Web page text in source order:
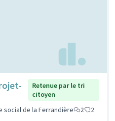
Retenue par le tri
citoyen
social de la Ferrandière
2 2